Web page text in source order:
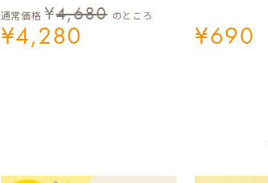
通常価格 ¥4,680 のところ
¥4,280 ¥690